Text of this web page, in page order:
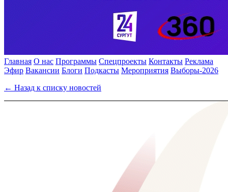
Главная О нас Программы Спецпроекты Контакты Реклама
Эфир Вакансии Блоги Подкасты Мероприятия Выборы-2026
← Назад к списку новостей